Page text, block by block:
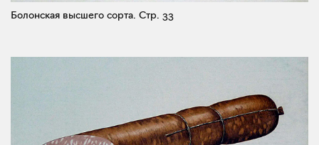
Болонская высшего сорта. Стр. 33